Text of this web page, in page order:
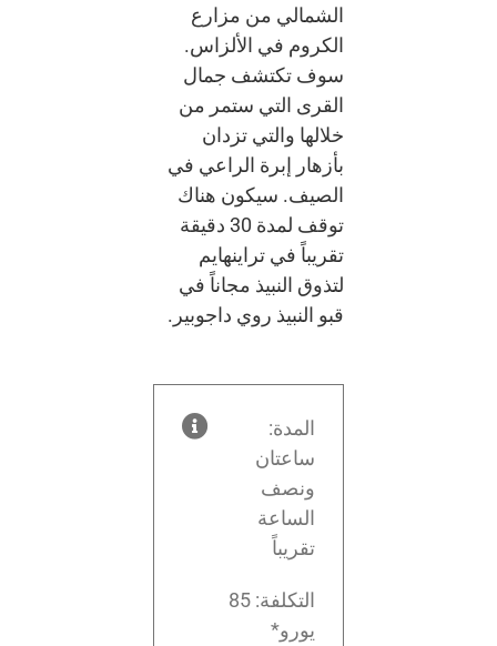
الشمالي من مزارع
الكروم في الألزاس.
سوف تكتشف جمال
القرى التي ستمر من
خلالها والتي تزدان
بأزهار إبرة الراعي في
الصيف. سيكون هناك
توقف لمدة 30 دقيقة
تقريباً في تراينهايم
لتذوق النبيذ مجاناً في
قبو النبيذ روي داجوبير.
المدة:
ساعتان
ونصف
الساعة
تقريباً
التكلفة: 85
يورو*